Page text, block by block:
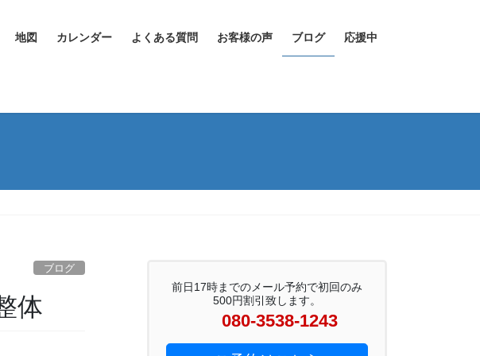
地図 カレンダー よくある質問 お客様の声 ブログ 応援中
ブログ
体
前日17時までのメール予約で初回のみ
500円割引致します。
080-3538-1243